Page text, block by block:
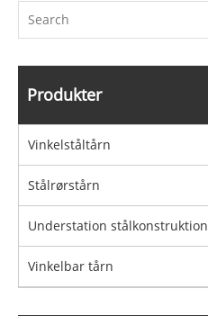
Produkter
Vinkelståltårn
Stålrørstårn
Understation stålkonstruktion
Vinkelbar tårn